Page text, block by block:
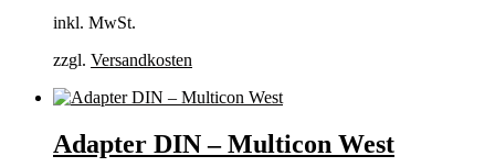
inkl. MwSt.
zzgl. Versandkosten
Adapter DIN – Multicon West